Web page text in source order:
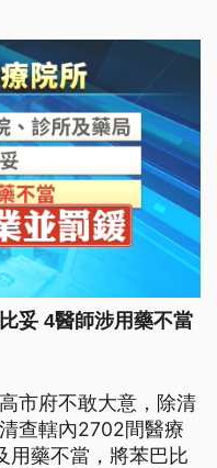
妥 4醫師涉用藥不當
市府不敢大意，除清
查轄內2702間醫療
用藥不當，將苯巴比